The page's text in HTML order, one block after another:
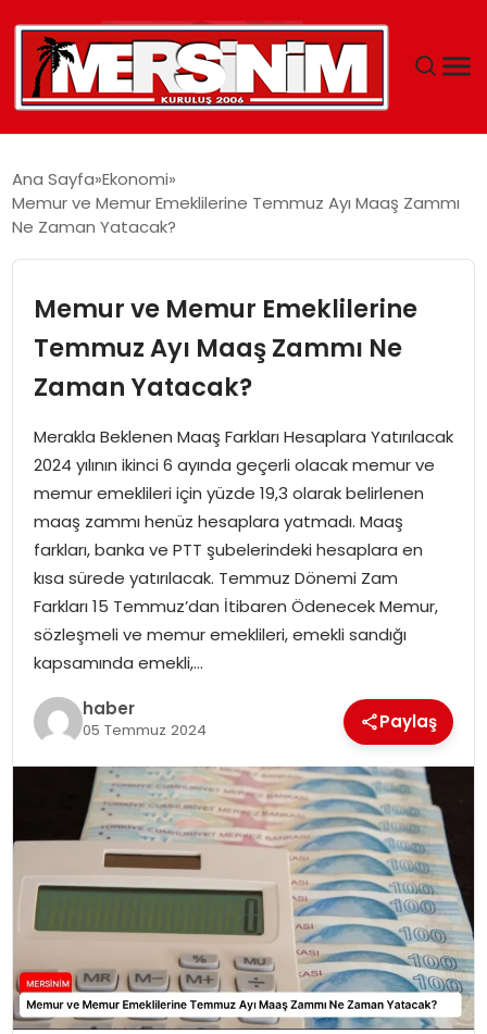
YAŞAM
EĞITIM
SPOR
EKONOMI
MAGAZIN
DÜNYA
OTOMOBIL
Ana Sayfa Ekonomi
Memur ve Memur Emeklilerine Temmuz Ayı Maaş Zammı
Ne Zaman Yatacak?
Memur ve Memur Emeklilerine
Temmuz Ayı Maaş Zammı Ne
Zaman Yatacak?
Merakla Beklenen Maaş Farkları Hesaplara Yatırılacak
2024 yılının ikinci 6 ayında geçerli olacak memur ve
memur emeklileri için yüzde 19,3 olarak belirlenen
maaş zammı henüz hesaplara yatmadı. Maaş
farkları, banka ve PTT şubelerindeki hesaplara en
kısa sürede yatırılacak. Temmuz Dönemi Zam
Farkları 15 Temmuz’dan İtibaren Ödenecek Memur,
sözleşmeli ve memur emeklileri, emekli sandığı
kapsamında emekli,…
haber
05 Temmuz 2024 Paylaş